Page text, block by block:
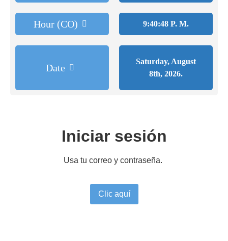
Hour (CO)
Date
9:40:48 P. M.
Saturday, August
8th, 2026.
Iniciar sesión
Usa tu correo y contraseña.
Clic aquí